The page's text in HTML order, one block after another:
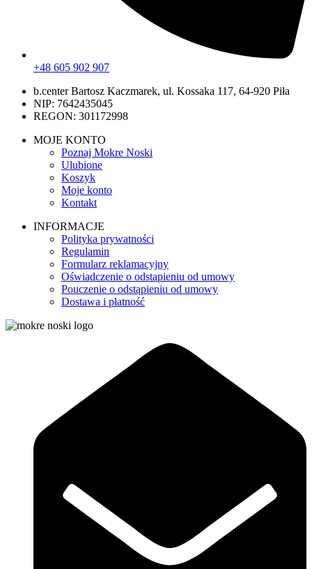
+48 605 902 907
b.center Bartosz Kaczmarek, ul. Kossaka 117, 64-920 Piła
NIP: 7642435045
REGON: 301172998
MOJE KONTO
Poznaj Mokre Noski
Ulubione
Koszyk
Moje konto
Kontakt
INFORMACJE
Polityka prywatności
Regulamin
Formularz reklamacyjny
Oświadczenie o odstapieniu od umowy
Pouczenie o odstąpieniu od umowy
Dostawa i płatność